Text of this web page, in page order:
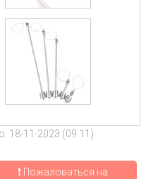
18-11-2023 (09:11)
❗ Пожаловаться на